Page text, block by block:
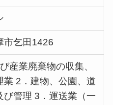
市乞田1426
産業廃棄物の収集、
業 2．建物、公園、道
び管理 3．運送業（一